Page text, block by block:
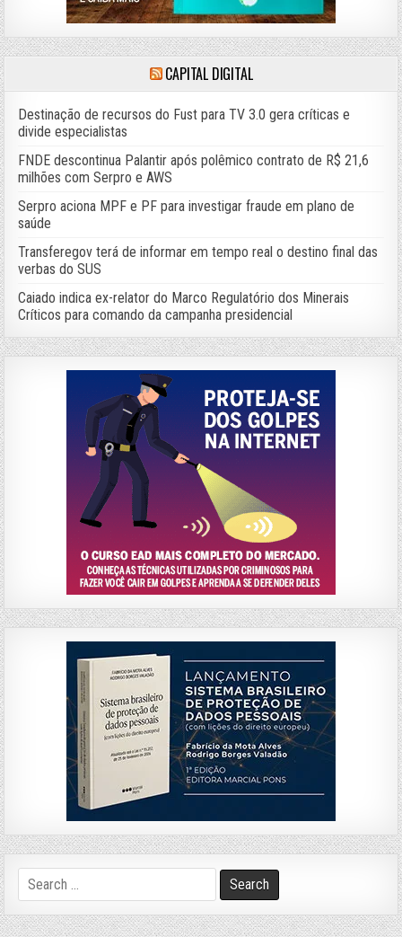
CAPITAL DIGITAL
Destinação de recursos do Fust para TV 3.0 gera críticas e
divide especialistas
FNDE descontinua Palantir após polêmico contrato de R$ 21,6
milhões com Serpro e AWS
Serpro aciona MPF e PF para investigar fraude em plano de
saúde
Transferegov terá de informar em tempo real o destino final das
verbas do SUS
Caiado indica ex-relator do Marco Regulatório dos Minerais
Críticos para comando da campanha presidencial
Search
for: